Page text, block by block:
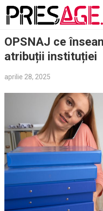
Skip
OPSNAJ ce
atribuții instituției
aprilie 28, 2025